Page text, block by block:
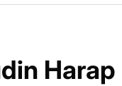
Harap